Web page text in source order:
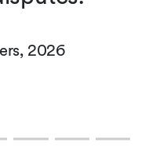
2026